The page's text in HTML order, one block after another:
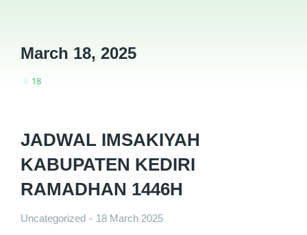
March 18, 2025
You are here:
18
JADWAL IMSAKIYAH
KABUPATEN KEDIRI
RAMADHAN 1446H
Uncategorized 18 March 2025